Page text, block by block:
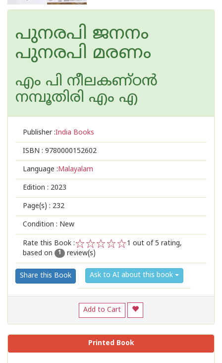
പുനരപി ജനനം
പുനരപി മരണം
എം പി നീലകണ്ഠന്‍
നമ്പൂതിരി എം എ
Publisher :India Books
ISBN : 9780000152602
Language :Malayalam
Edition : 2023
Page(s) : 232
Condition : New
Rate this Book :
2
1
1 out of 5 rating,
based on
1 review(s)
Share this Book Ask to AI about this book
Add to Cart
Printed Book